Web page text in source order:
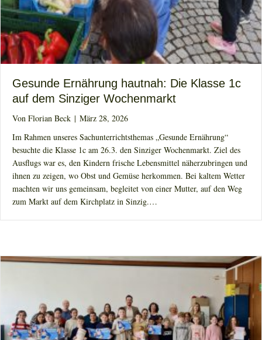
Gesunde Ernährung hautnah: Die Klasse 1c
auf dem Sinziger Wochenmarkt
Von Florian Beck | März 28, 2026
Im Rahmen unseres Sachunterrichtsthemas „Gesunde Ernährung“
besuchte die Klasse 1c am 26.3. den Sinziger Wochenmarkt. Ziel des
Ausflugs war es, den Kindern frische Lebensmittel näherzubringen und
ihnen zu zeigen, wo Obst und Gemüse herkommen. Bei kaltem Wetter
machten wir uns gemeinsam, begleitet von einer Mutter, auf den Weg
zum Markt auf dem Kirchplatz in Sinzig.…